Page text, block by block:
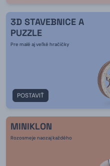
3D STAVEBNICE A
PUZZLE
Pre malé aj veľké hračičky
POSTAVIŤ
MINIKLON
Rozosmeje naozaj každého